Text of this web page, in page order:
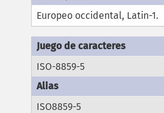
Europeo occidental, Latin-1.
ISO-8859-5
ISO8859-5